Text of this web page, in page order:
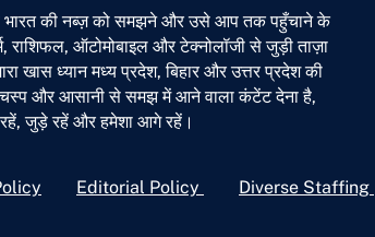
भारत की नब्ज़ को समझने और उसे आप तक पहुँचाने के
राशिफल, ऑटोमोबाइल और टेक्नोलॉजी से जुड़ी ताज़ा
खास ध्यान मध्य प्रदेश, बिहार और उत्तर प्रदेश की
और आसानी से समझ में आने वाला कंटेंट देना है,
रहें, जुड़े रहें और हमेशा आगे रहें।
Editorial Policy Diverse Staffing